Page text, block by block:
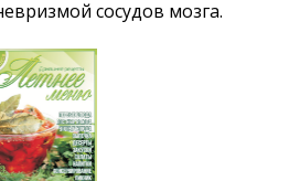
сосудов мозга.